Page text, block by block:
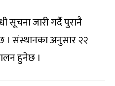
सूचना जारी गर्दै पुरानै
। संस्थानका अनुसार २२
हुनेछ ।